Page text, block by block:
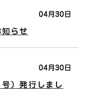
04月30日
らせ
04月30日
）発行しまし